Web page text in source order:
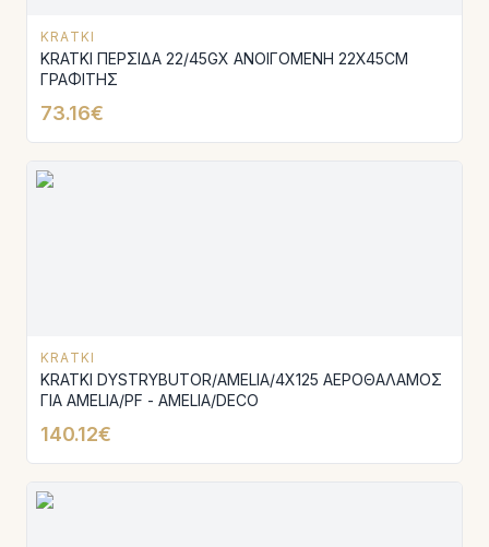
KRATKI
KRATKI ΠΕΡΣΙΔΑ 22/45GX ΑΝΟΙΓΟΜΕΝΗ 22X45CM
ΓΡΑΦΙΤΗΣ
73.16€
KRATKI
KRATKI DYSTRYBUTOR/AMELIA/4X125 ΑΕΡΟΘΑΛΑΜΟΣ
ΓΙΑ AMELIA/PF - AMELIA/DECO
140.12€